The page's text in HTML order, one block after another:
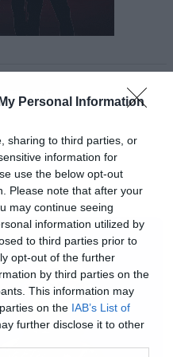
Personal Information
sharing to third parties, or
information for
use the below opt-out
Please note that after your
may continue seeing
information utilized by
to third parties prior to
opt-out of the further
by third parties on the
This information may
on the IAB’s List of
further disclose it to other
. Η απόφαση
έδωσε τον
RELEASE